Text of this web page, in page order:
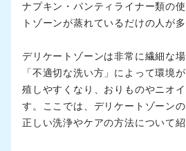
ナプキン・パンティライナー類の
トゾーンが蒸れているだけの人が多
デリケートゾーンは非常に繊細な
「不適切な洗い方」によって環境
殖しやすくなり、おりものやニオ
す。ここでは、デリケートゾーン
正しい洗浄やケアの方法について紹